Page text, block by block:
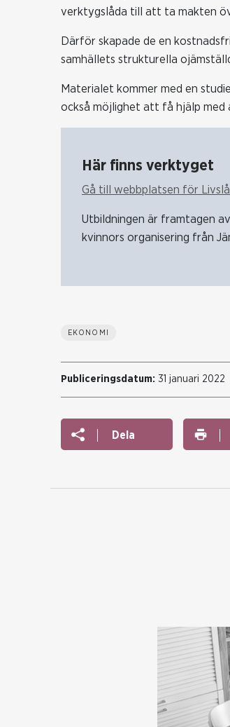
verktygslåda till att ta makten
Därför skapade de en
samhällets strukturella
Materialet kommer med en
också möjlighet att få hjälp
Här finns verktyget
Gå till webbplatsen för
Utbildningen är framtagen
kvinnors organisering från
EKONOMI
Publiceringsdatum: 31 januari 2022
Dela